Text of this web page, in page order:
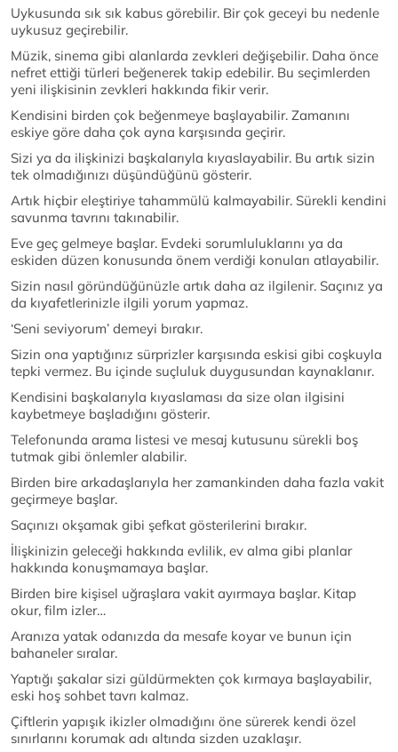
Uykusunda sık sık kabus görebilir. Bir çok geceyi bu nedenle
uykusuz geçirebilir.
Müzik, sinema gibi alanlarda zevkleri değişebilir. Daha önce
nefret ettiği türleri beğenerek takip edebilir. Bu seçimlerden
yeni ilişkisinin zevkleri hakkında fikir verir.
Kendisini birden çok beğenmeye başlayabilir. Zamanını
eskiye göre daha çok ayna karşısında geçirir.
Sizi ya da ilişkinizi başkalarıyla kıyaslayabilir. Bu artık sizin
tek olmadığınızı düşündüğünü gösterir.
Artık hiçbir eleştiriye tahammülü kalmayabilir. Sürekli kendini
savunma tavrını takınabilir.
Eve geç gelmeye başlar. Evdeki sorumluluklarını ya da
eskiden düzen konusunda önem verdiği konuları atlayabilir.
Sizin nasıl göründüğünüzle artık daha az ilgilenir. Saçınız ya
da kıyafetlerinizle ilgili yorum yapmaz.
‘Seni seviyorum’ demeyi bırakır.
Sizin ona yaptığınız sürprizler karşısında eskisi gibi coşkuyla
tepki vermez. Bu içinde suçluluk duygusundan kaynaklanır.
Kendisini başkalarıyla kıyaslaması da size olan ilgisini
kaybetmeye başladığını gösterir.
Telefonunda arama listesi ve mesaj kutusunu sürekli boş
tutmak gibi önlemler alabilir.
Birden bire arkadaşlarıyla her zamankinden daha fazla vakit
geçirmeye başlar.
Saçınızı okşamak gibi şefkat gösterilerini bırakır.
İlişkinizin geleceği hakkında evlilik, ev alma gibi planlar
hakkında konuşmamaya başlar.
Birden bire kişisel uğraşlara vakit ayırmaya başlar. Kitap
okur, film izler…
Aranıza yatak odanızda da mesafe koyar ve bunun için
bahaneler sıralar.
Yaptığı şakalar sizi güldürmekten çok kırmaya başlayabilir,
eski hoş sohbet tavrı kalmaz.
Çiftlerin yapışık ikizler olmadığını öne sürerek kendi özel
sınırlarını korumak adı altında sizden uzaklaşır.